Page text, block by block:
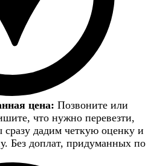
цена: Позвоните или
что нужно перевезти,
дадим четкую оценку и
Без доплат, придуманных по